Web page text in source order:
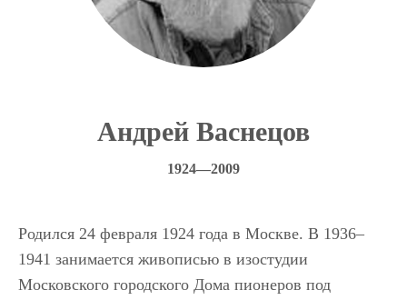
Андрей Васнецов
1924—2009
Родился 24 февраля 1924 года в Москве. В 1936–
1941 занимается живописью в изостудии
Московского городского Дома пионеров под